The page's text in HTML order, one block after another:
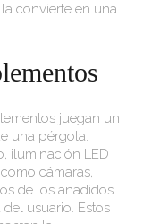
convierte en una
juegan un
una pérgola.
iluminación LED
cámaras,
de los añadidos
usuario. Estos